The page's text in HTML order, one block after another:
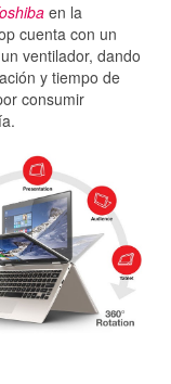
en la
cuenta con un
ventilador, dando
y tiempo de
consumir